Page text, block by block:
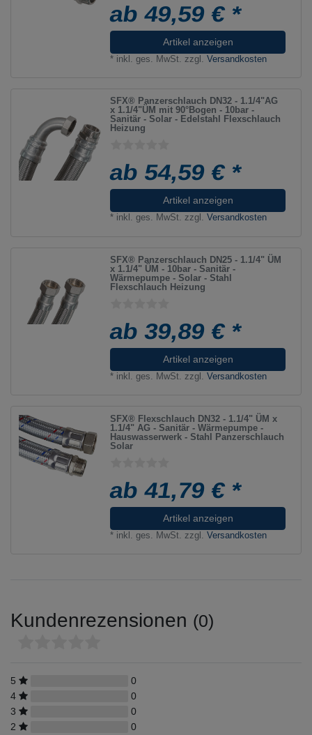
ab 49,59 € *
Artikel anzeigen
* inkl. ges. MwSt. zzgl.Versandkosten
SFX® Panzerschlauch DN32 - 1.1/4"AG
x 1.1/4"ÜM mit 90°Bogen - 10bar -
Sanitär - Solar - Edelstahl Flexschlauch
Heizung
ab 54,59 € *
Artikel anzeigen
* inkl. ges. MwSt. zzgl.Versandkosten
SFX® Panzerschlauch DN25 - 1.1/4" ÜM
x 1.1/4" ÜM - 10bar - Sanitär -
Wärmepumpe - Solar - Stahl
Flexschlauch Heizung
ab 39,89 € *
Artikel anzeigen
* inkl. ges. MwSt. zzgl.Versandkosten
SFX® Flexschlauch DN32 - 1.1/4" ÜM x
1.1/4" AG - Sanitär - Wärmepumpe -
Hauswasserwerk - Stahl Panzerschlauch
Solar
ab 41,79 € *
Artikel anzeigen
* inkl. ges. MwSt. zzgl.Versandkosten
Kundenrezensionen (0)
5
0
4
0
3
0
2
0